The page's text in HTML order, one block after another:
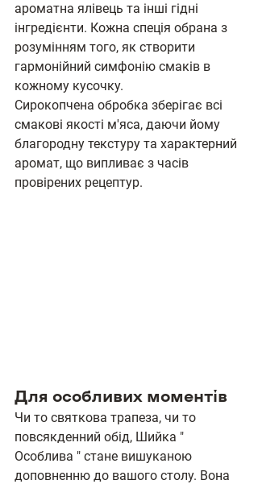
ароматна ялівець та інші гідні
інгредієнти. Кожна спеція обрана з
розумінням того, як створити
гармонійний симфонію смаків в
кожному кусочку.
Сирокопчена обробка зберігає всі
смакові якості м'яса, даючи йому
благородну текстуру та характерний
аромат, що випливає з часів
провірених рецептур.
Для особливих моментів
Чи то святкова трапеза, чи то
повсякденний обід, Шийка "
Особлива " стане вишуканою
доповненню до вашого столу. Вона